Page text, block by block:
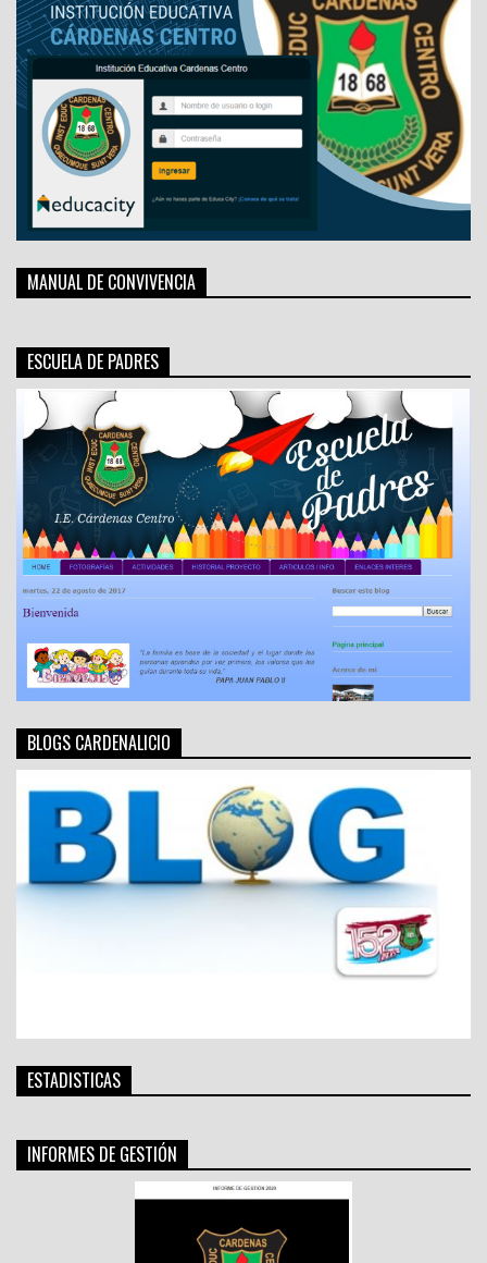
MANUAL DE CONVIVENCIA
ESCUELA DE PADRES
BLOGS CARDENALICIO
ESTADISTICAS
INFORMES DE GESTIÓN